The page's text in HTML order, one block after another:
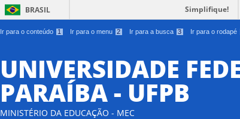
Ir para o conteúdo 1 Ir para o menu 2 Ir para a busca 3 Ir para o rodapé
BRASIL Simplifique!
UNIVERSIDADE
PARAÍBA - UFPB
MINISTÉRIO DA EDUCAÇÃO - MEC